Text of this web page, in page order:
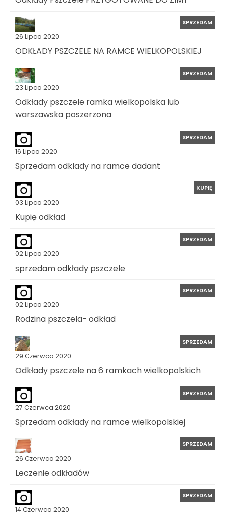
26 Lipca 2020
SPRZEDAM
ODKŁADY PSZCZELE NA RAMCE WIELKOPOLSKIEJ
23 Lipca 2020
SPRZEDAM
Odkłady pszczele ramka wielkopolska lub
warszawska poszerzona
16 Lipca 2020
SPRZEDAM
Sprzedam odklady na ramce dadant
03 Lipca 2020
KUPIĘ
Kupię odkład
02 Lipca 2020
SPRZEDAM
sprzedam odkłady pszczele
02 Lipca 2020
SPRZEDAM
Rodzina pszczela- odkład
29 Czerwca 2020
SPRZEDAM
Odkłady pszczele na 6 ramkach wielkopolskich
27 Czerwca 2020
SPRZEDAM
Sprzedam odkłady na ramce wielkopolskiej
26 Czerwca 2020
SPRZEDAM
Leczenie odkładów
14 Czerwca 2020
SPRZEDAM